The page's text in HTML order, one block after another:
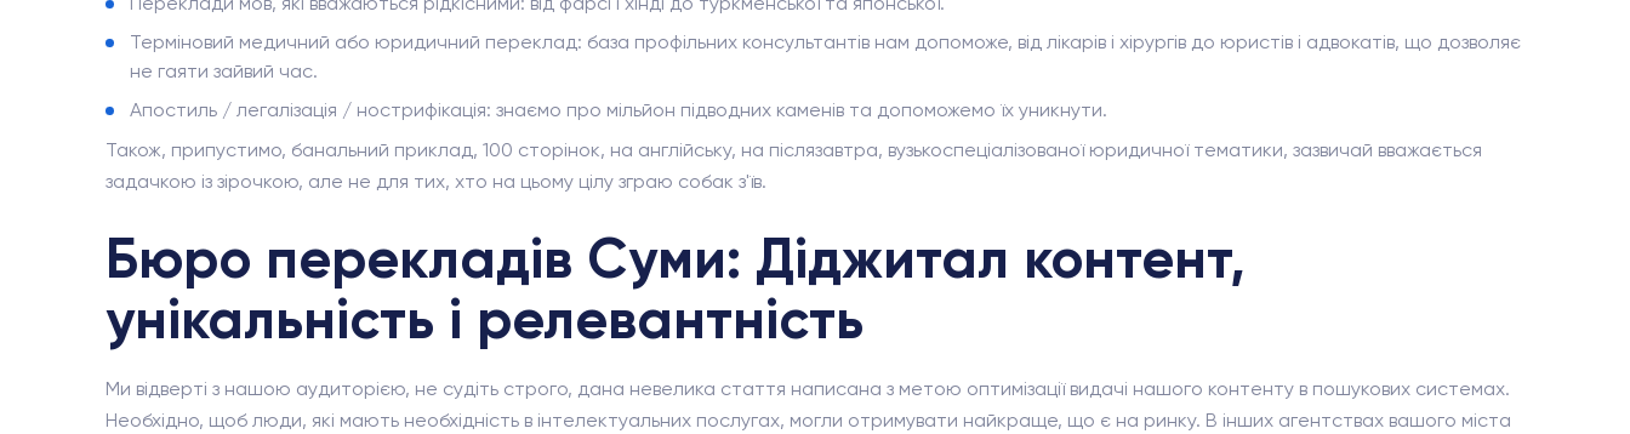
Терміновий медичний або юридичний переклад: база профільних консультантів нам допоможе, від лікарів і хірургів до юристів і адвокатів, що дозволяє
не гаяти зайвий час.
Апостиль / легалізація / нострифікація: знаємо про мільйон підводних каменів та допоможемо їх уникнути.
Також, припустимо, банальний приклад, 100 сторінок, на англійську, на післязавтра, вузькоспеціалізованої юридичної тематики, зазвичай вважається
задачкою із зірочкою, але не для тих, хто на цьому цілу зграю собак з'їв.
Бюро перекладів Суми: Діджитал контент,
унікальність і релевантність
Ми відверті з нашою аудиторією, не судіть строго, дана невелика стаття написана з метою оптимізації видачі нашого контенту в пошукових системах.
Необхідно, щоб люди, які мають необхідність в інтелектуальних послугах, могли отримувати найкраще, що є на ринку. В інших агентствах вашого міста